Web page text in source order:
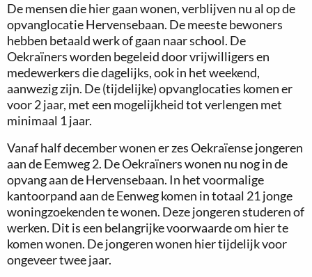
De mensen die hier gaan wonen, verblijven nu al op de
opvanglocatie Hervensebaan. De meeste bewoners
hebben betaald werk of gaan naar school. De
Oekraïners worden begeleid door vrijwilligers en
medewerkers die dagelijks, ook in het weekend,
aanwezig zijn. De (tijdelijke) opvanglocaties komen er
voor 2 jaar, met een mogelijkheid tot verlengen met
minimaal 1 jaar.
Vanaf half december wonen er zes Oekraïense jongeren
aan de Eemweg 2. De Oekraïners wonen nu nog in de
opvang aan de Hervensebaan. In het voormalige
kantoorpand aan de Eenweg komen in totaal 21 jonge
woningzoekenden te wonen. Deze jongeren studeren of
werken. Dit is een belangrijke voorwaarde om hier te
komen wonen. De jongeren wonen hier tijdelijk voor
ongeveer twee jaar.